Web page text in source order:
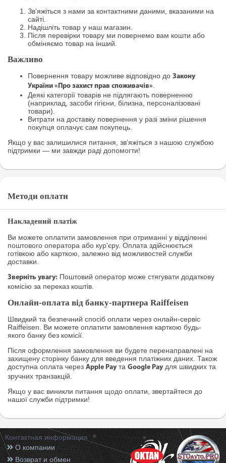
Зв’яжіться з нами за контактними даними, вказаними на
сайті.
Надішліть товар у наш магазин.
Після перевірки товару ми повернемо вам кошти або
обміняємо товар на інший.
Важливо
Повернення товару можливе відповідно до Закону
України «Про захист прав споживачів».
Деякі категорії товарів не підлягають поверненню
(наприклад, засоби гігієни, білизна, персоналізовані
товари).
Витрати на доставку повернення у разі зміни рішення
покупця оплачує сам покупець.
Якщо у вас залишилися питання, зв’яжіться з нашою службою
підтримки — ми завжди раді допомогти!
Методи оплати
Накладений платіж
Ви можете оплатити замовлення при отриманні у відділенні
поштового оператора або кур'єру. Оплата здійснюється
готівкою або карткою, залежно від можливостей служби
доставки.
Зверніть увагу: Поштовий оператор може стягувати додаткову
комісію за переказ коштів.
Онлайн-оплата від банку-партнера Raiffeisen
Швидкий та безпечний спосіб оплати через онлайн-сервіс
Raiffeisen. Ви можете оплатити замовлення карткою будь-
якого банку без комісії.
Після оформлення замовлення ви будете перенаправлені на
захищену сторінку банку для введення платіжних даних. Також
доступна оплата через Apple Pay та Google Pay для швидких та
зручних транзакцій.
Якщо у вас виникли питання щодо оплати, звертайтеся до
нашої служби підтримки!
Контактная информация
О компании
Возврат и обмен